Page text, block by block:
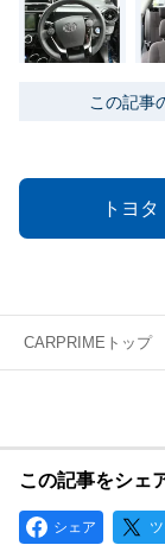
この記事
トヨ
CARPRIMEトップ
この記事をシェ
シェア